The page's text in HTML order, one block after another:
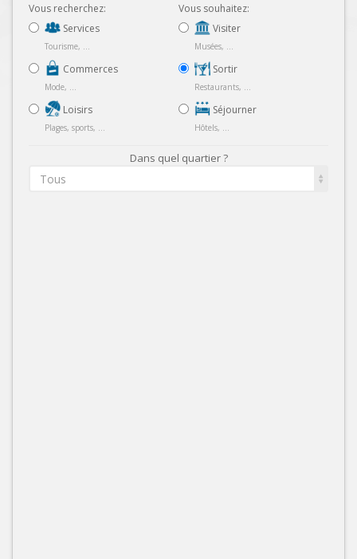
Vous recherchez:
Services
Tourisme, ...
Commerces
Mode, ...
Loisirs
Plages, sports, ...
Vous souhaitez:
Visiter
Musées, ...
Sortir
Restaurants, ...
Séjourner
Hôtels, ...
Dans quel quartier ?
Tous